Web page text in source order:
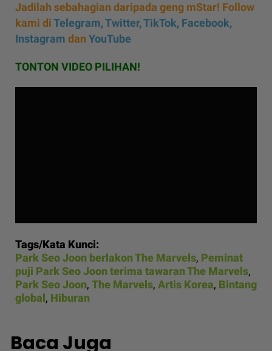
Jadilah sebahagian daripada geng mStar! Follow
kami diTelegram,Twitter,TikTok, Facebook,
Instagram dan YouTube
TONTON VIDEO PILIHAN!
Tags/Kata Kunci:
Park Seo Joon berlakon The Marvels, Peminat
puji Park Seo Joon terima tawaran The Marvels,
Park Seo Joon, The Marvels, Artis Korea, Bintang
global, Hiburan
Baca Juga